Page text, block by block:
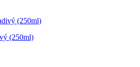
(250ml)